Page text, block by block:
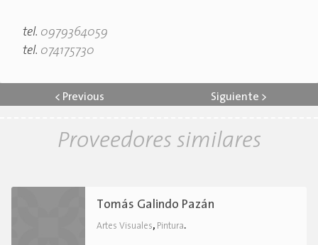
tel. 0979364059
tel. 074175730
< Previous Siguiente >
Proveedores similares
Tomás Galindo Pazán
Artes Visuales, Pintura.